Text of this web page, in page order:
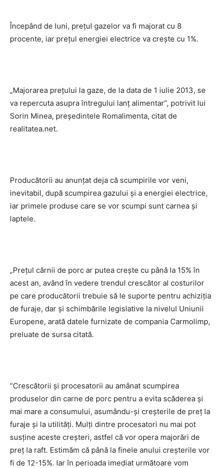
Începând de luni, preţul gazelor va fi majorat cu 8
procente, iar preţul energiei electrice va creşte cu 1%.
„Majorarea preţului la gaze, de la data de 1 iulie 2013, se
va repercuta asupra întregului lanţ alimentar”, potrivit lui
Sorin Minea, preşedintele Romalimenta, citat de
realitatea.net.
Producătorii au anunţat deja că scumpirile vor veni,
inevitabil, după scumpirea gazului şi a energiei electrice,
iar primele produse care se vor scumpi sunt carnea şi
laptele.
„Preţul cărnii de porc ar putea creşte cu până la 15% în
acest an, având în vedere trendul crescător al costurilor
pe care producătorii trebuie să le suporte pentru achiziţia
de furaje, dar şi schimbările legislative la nivelul Uniunii
Europene, arată datele furnizate de compania Carmolimp,
preluate de sursa citată.
“Crescătorii şi procesatorii au amânat scumpirea
produselor din carne de porc pentru a evita scăderea şi
mai mare a consumului, asumându-şi creşterile de preţ la
furaje şi la utilităţi. Mulţi dintre procesatori nu mai pot
susţine aceste creşteri, astfel că vor opera majorări de
preţ la raft. Estimăm că până la finele anului creşterile vor
fi de 12-15%. Iar în perioada imediat următoare vom